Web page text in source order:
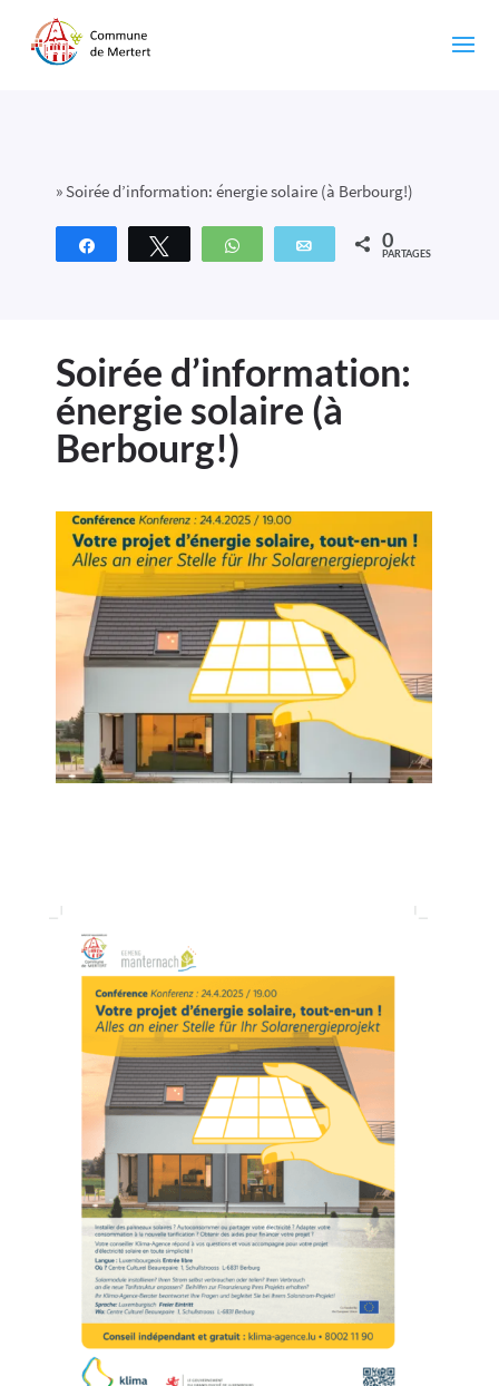
»Soirée d’information: énergie solaire (à Berbourg!)
Partagez Tweetez WhatsApp Email 0
PARTAGES
Soirée d’information:
énergie solaire (à
Berbourg!)